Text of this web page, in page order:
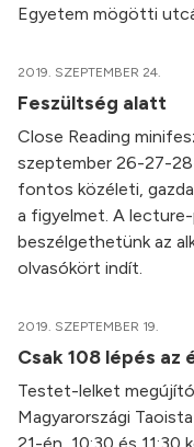
Egyetem mögötti
2019. SZEPTEMBER 24.
Feszültség alatt
Close Reading
szeptember 26-27-
fontos közéleti,
a figyelmet. A
beszélgethetünk az
olvasókört indít.
2019. SZEPTEMBER 19.
Csak 108 lépés
Testet-lelket
Magyarországi